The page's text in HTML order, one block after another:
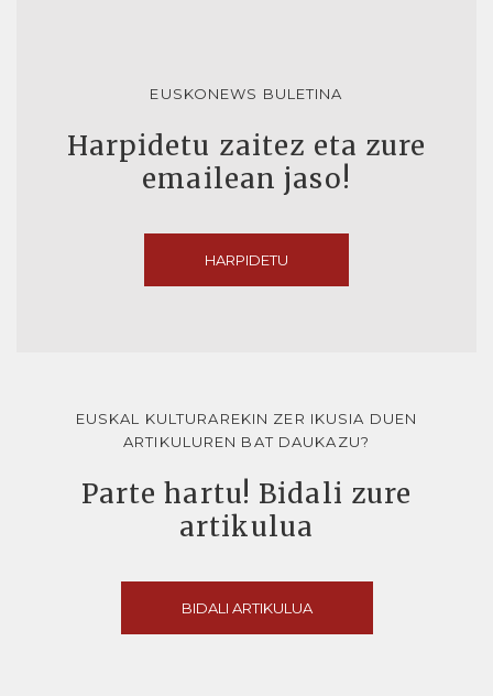
EUSKONEWS BULETINA
Harpidetu zaitez eta zure
emailean jaso!
HARPIDETU
EUSKAL KULTURAREKIN ZER IKUSIA DUEN
ARTIKULUREN BAT DAUKAZU?
Parte hartu! Bidali zure
artikulua
BIDALI ARTIKULUA